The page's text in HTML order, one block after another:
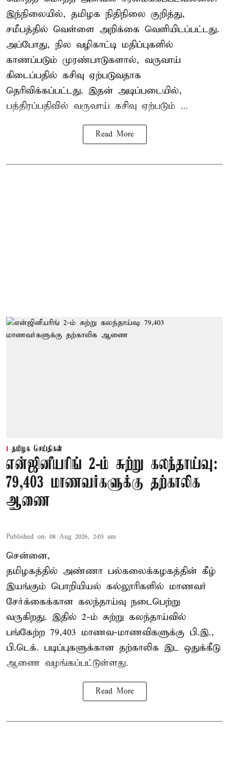
இந்நிலையில், தமிழக நிதிநிலை குறித்து,
சமீபத்தில் வெள்ளை அறிக்கை வெளியிடப்பட்டது.
அப்போது, நில வழிகாட்டி மதிப்புகளில்
காணப்படும் முரண்பாடுகளால், வருவாய்
கிடைப்பதில் கசிவு ஏற்படுவதாக
தெரிவிக்கப்பட்டது. இதன் அடிப்படையில்,
பத்திரப்பதிவில் வருவாய் கசிவு ஏற்படும் ...
Read More
தமிழக செய்திகள்
என்ஜினீயரிங் 2-ம் சுற்று கலந்தாய்வு:
79,403 மாணவர்களுக்கு தற்காலிக
ஆணை
Published on: 08 Aug 2026, 2:03 am
சென்னை,
தமிழகத்தில் அண்ணா பல்கலைக்கழகத்தின் கீழ்
இயங்கும் பொறியியல் கல்லூரிகளில் மாணவர்
சேர்க்கைக்கான கலந்தாய்வு நடைபெற்று
வருகிறது. இதில் 2-ம் சுற்று கலந்தாய்வில்
பங்கேற்ற 79,403 மாணவ-மாணவிகளுக்கு பி.இ.,
பி.டெக். படிப்புகளுக்கான தற்காலிக இட ஒதுக்கீடு
ஆணை வழங்கப்பட்டுள்ளது.
Read More